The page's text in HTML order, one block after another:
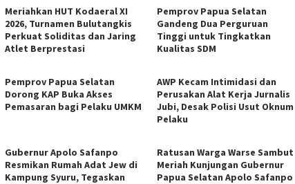
Meriahkan HUT Kodaeral XI
2026, Turnamen Bulutangkis
Perkuat Soliditas dan Jaring
Atlet Berprestasi
Pemprov Papua Selatan
Gandeng Dua Perguruan
Tinggi untuk Tingkatkan
Kualitas SDM
Pemprov Papua Selatan
Dorong KAP Buka Akses
Pemasaran bagi Pelaku UMKM
AWP Kecam Intimidasi dan
Perusakan Alat Kerja Jurnalis
Jubi, Desak Polisi Usut Oknum
Pelaku
Gubernur Apolo Safanpo
Resmikan Rumah Adat Jew di
Kampung Syuru, Tegaskan
Ratusan Warga Warse Sambut
Meriah Kunjungan Gubernur
Papua Selatan Apolo Safanpo